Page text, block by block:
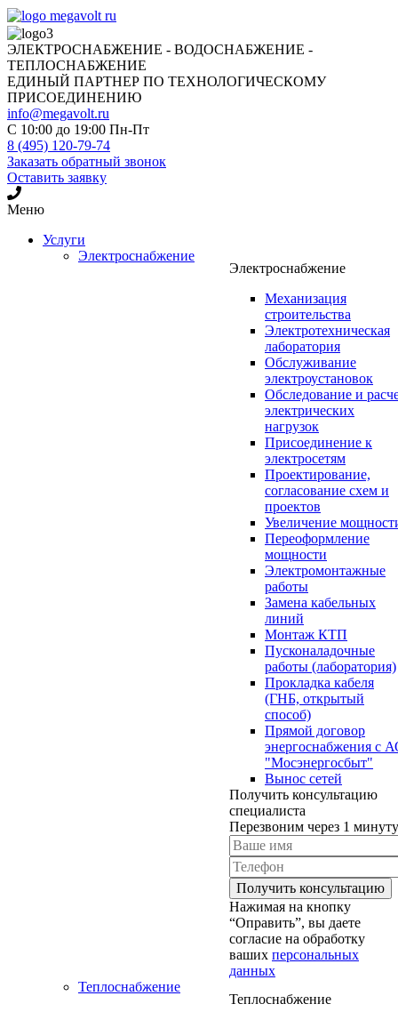
ЭЛЕКТРОСНАБЖЕНИЕ - ВОДОСНАБЖЕНИЕ -
ТЕПЛОСНАБЖЕНИЕ
ЕДИНЫЙ ПАРТНЕР ПО ТЕХНОЛОГИЧЕСКОМУ
ПРИСОЕДИНЕНИЮ
info@megavolt.ru
C 10:00 до 19:00 Пн-Пт
8 (495) 120-79-74
Заказать обратный звонок
Оставить заявку
Меню
Услуги
Электроснабжение
Электроснабжение
Механизация
строительства
Электротехническая
лаборатория
Обслуживание
электроустановок
Обследование и
электрических
нагрузок
Присоединение к
электросетям
Проектирование,
согласование схем и
проектов
Увеличение
Переоформление
мощности
Электромонтажные
работы
Замена кабельных
линий
Монтаж КТП
Пусконаладочные
работы (лаборатория)
Прокладка кабеля
(ГНБ, открытый
способ)
Прямой договор
энергоснабжения с
"Мосэнергосбыт"
Вынос сетей
Получить консультацию
специалиста
Перезвоним через 1 минуту
Нажимая на кнопку
“Оправить”, вы даете
согласие на обработку
ваших персональных
данных
Теплоснабжение
Теплоснабжение